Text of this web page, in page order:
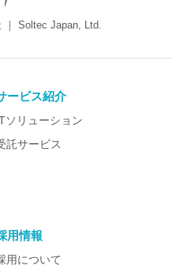
｜ Soltec Japan, Ltd.
ービス紹介
ソリューション
託サービス
用情報
用について